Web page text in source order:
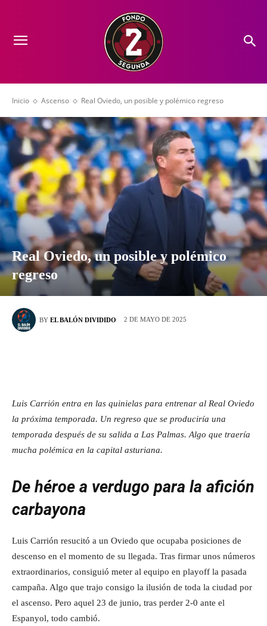
Inicio Ascenso Real Oviedo, un posible y polémico regreso
Real Oviedo, un posible y polémico
regreso
BY EL BALÓN DIVIDIDO 2 DE MAYO DE 2025
Luis Carrión entra en las quinielas para entrenar al Real Oviedo
la próxima temporada. Un regreso que se produciría una
temporada después de su salida a Las Palmas. Algo que traería
mucha polémica en la capital asturiana.
De héroe a verdugo para la afición
carbayona
Luis Carrión resucitó a un Oviedo que ocupaba posiciones de
descenso en el momento de su llegada. Tras firmar unos números
extraordinarios, consiguió meter al equipo en playoff la pasada
campaña. Algo que trajo consigo la ilusión de toda la ciudad por
el ascenso. Pero aquel 23 de junio, tras perder 2-0 ante el
Espanyol, todo cambió.